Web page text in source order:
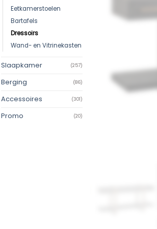
Eetkamerstoelen
Bartafels
Dressoirs
Wand- en Vitrinekasten
Slaapkamer (257)
Berging (86)
Accessoires (301)
Promo (20)